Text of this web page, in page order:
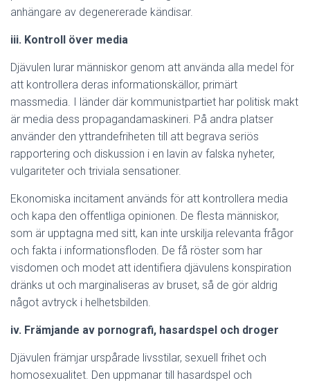
anhängare av degenererade kändisar.
iii. Kontroll över media
Djävulen lurar människor genom att använda alla medel för
att kontrollera deras informationskällor, primärt
massmedia. I länder där kommunistpartiet har politisk makt
är media dess propagandamaskineri. På andra platser
använder den yttrandefriheten till att begrava seriös
rapportering och diskussion i en lavin av falska nyheter,
vulgariteter och triviala sensationer.
Ekonomiska incitament används för att kontrollera media
och kapa den offentliga opinionen. De flesta människor,
som är upptagna med sitt, kan inte urskilja relevanta frågor
och fakta i informationsfloden. De få röster som har
visdomen och modet att identifiera djävulens konspiration
dränks ut och marginaliseras av bruset, så de gör aldrig
något avtryck i helhetsbilden.
iv. Främjande av pornografi, hasardspel och droger
Djävulen främjar urspårade livsstilar, sexuell frihet och
homosexualitet. Den uppmanar till hasardspel och